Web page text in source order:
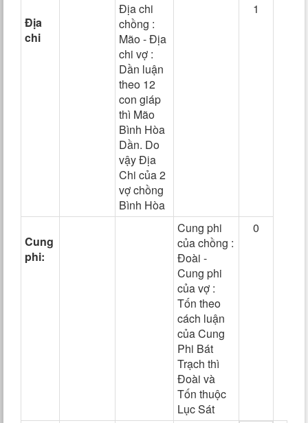
Địa
chi
Địa chi
chồng :
Mão - Địa
chi vợ :
Dần luận
theo 12
con giáp
thì Mão
Bình Hòa
Dần. Do
vậy Địa
Chi của 2
vợ chồng
Bình Hòa
1
Cung
phi:
Cung phi
của chồng :
Đoài -
Cung phi
của vợ :
Tốn theo
cách luận
của Cung
Phi Bát
Trạch thì
Đoài và
Tốn thuộc
Lục Sát
0